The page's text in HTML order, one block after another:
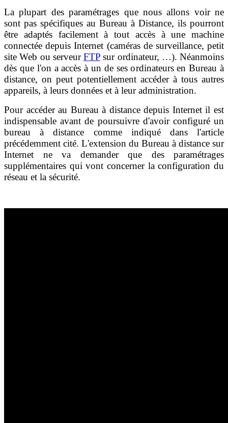
La plupart des paramétrages que nous allons voir ne
sont pas spécifiques au Bureau à Distance, ils pourront
être adaptés facilement à tout accès à une machine
connectée depuis Internet (caméras de surveillance, petit
site Web ou serveurFTP sur ordinateur, …). Néanmoins
dès que l'on a accès à un de ses ordinateurs en Bureau à
distance, on peut potentiellement accéder à tous autres
appareils, à leurs données et à leur administration.
Pour accéder au Bureau à distance depuis Internet il est
indispensable avant de poursuivre d'avoir configuré un
bureau à distance comme indiqué dans l'article
précédemment cité. L'extension du Bureau à distance sur
Internet ne va demander que des paramétrages
supplémentaires qui vont concerner la configuration du
réseau et la sécurité.